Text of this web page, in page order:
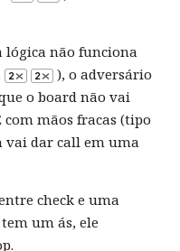
lógica não funciona
), o adversário
o board não vai
mãos fracas (tipo
vai dar call em uma
check e uma
um ás, ele